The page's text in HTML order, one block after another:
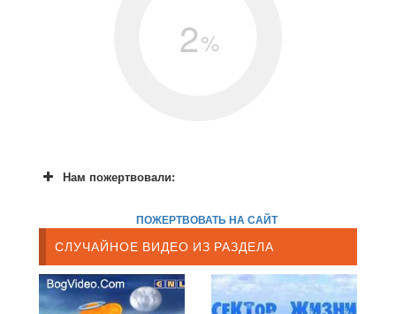
2%
Нам пожертвовали:
ПОЖЕРТВОВАТЬ НА САЙТ
СЛУЧАЙНОЕ ВИДЕО ИЗ РАЗДЕЛА